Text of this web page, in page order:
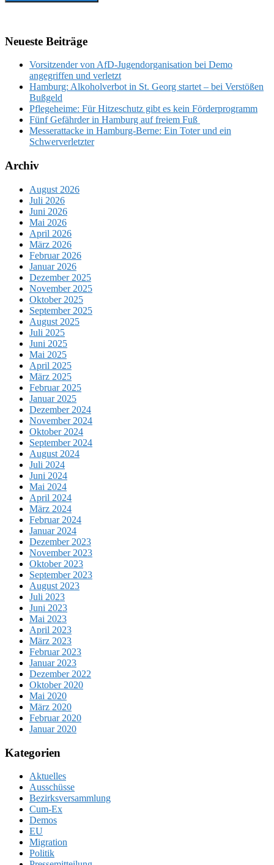
Neueste Beiträge
Vorsitzender von AfD-Jugendorganisation bei Demo
angegriffen und verletzt
Hamburg: Alkoholverbot in St. Georg startet – bei Verstößen
Bußgeld
Pflegeheime: Für Hitzeschutz gibt es kein Förderprogramm
Fünf Gefährder in Hamburg auf freiem Fuß
Messerattacke in Hamburg-Berne: Ein Toter und ein
Schwerverletzter
Archiv
August 2026
Juli 2026
Juni 2026
Mai 2026
April 2026
März 2026
Februar 2026
Januar 2026
Dezember 2025
November 2025
Oktober 2025
September 2025
August 2025
Juli 2025
Juni 2025
Mai 2025
April 2025
März 2025
Februar 2025
Januar 2025
Dezember 2024
November 2024
Oktober 2024
September 2024
August 2024
Juli 2024
Juni 2024
Mai 2024
April 2024
März 2024
Februar 2024
Januar 2024
Dezember 2023
November 2023
Oktober 2023
September 2023
August 2023
Juli 2023
Juni 2023
Mai 2023
April 2023
März 2023
Februar 2023
Januar 2023
Dezember 2022
Oktober 2020
Mai 2020
März 2020
Februar 2020
Januar 2020
Kategorien
Aktuelles
Ausschüsse
Bezirksversammlung
Cum-Ex
Demos
EU
Migration
Politik